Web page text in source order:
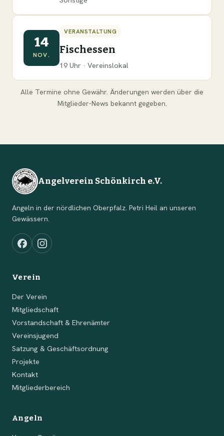
14
NOV.
VERANSTALTUNG
Fischessen
19 Uhr · Vereinslokal
Alle Termine ohne Gewähr. Änderungen werden über die
Mitglieder-News bekannt gegeben.
Angelverein Schönkirch e.V.
Angeln in der nördlichen Oberpfalz. Petri Heil an unseren
Gewässern.
Verein
Der Verein
Mitgliedschaft
Vorstandschaft & Ehrenämter
Vereinsjugend
Satzung & Geschäftsordnung
Projekte
Kontakt
Mitgliederbereich
Angeln